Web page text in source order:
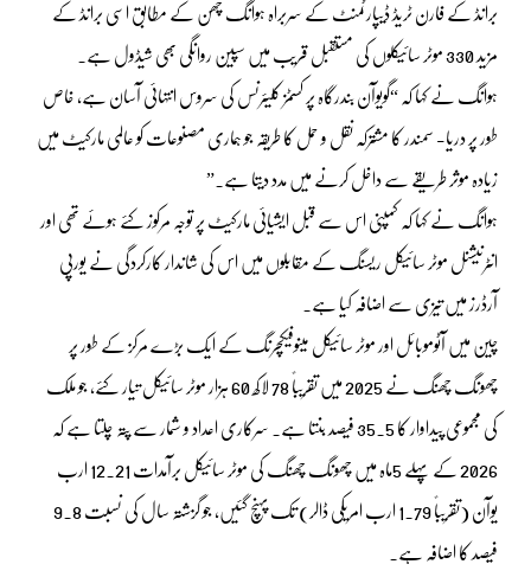
برانڈ کے فارن ٹریڈ ڈیپارٹمنٹ کے سربراہ ہوانگ چھن کے مطابق اسی برانڈ کے
مزید 330 موٹر سائیکلوں کی مستقبل قریب میں سپین روانگی بھی شیڈول ہے۔
ہوانگ نے کہا کہ “گویوآن بندرگاہ پر کسٹمز کلیئرنس کی سروس انتہائی آسان ہے، خاص
طور پر دریا- سمندر کا مشترکہ نقل و حمل کا طریقہ جو ہماری مصنوعات کو عالمی مارکیٹ میں
زیادہ موثر طریقے سے داخل کرنے میں مدد دیتا ہے۔”
ہوانگ نے کہا کہ کمپنی اس سے قبل ایشیائی مارکیٹ پر توجہ مرکوز کئے ہوئے تھی اور
انٹرنیشنل موٹر سائیکل ریسنگ کے مقابلوں میں اس کی شاندار کارکردگی نے یورپی
آرڈرز میں تیزی سے اضافہ کیا ہے۔
چین میں آٹوموبائل اور موٹر سائیکل مینوفیکچرنگ کے ایک بڑے مرکز کے طور پر
چھونگ چھنگ نے 2025 میں تقریباً 78 لاکھ 60 ہزار موٹر سائیکل تیار کئے، جو ملک
کی مجموعی پیداوار کا 35.5 فیصد بنتا ہے۔ سرکاری اعداد و شمار سے پتہ چلتا ہے کہ
2026 کے پہلے 5ماہ میں چھونگ چھنگ کی موٹر سائیکل برآمدات 12.21 ارب
یوآن (تقریباً 1.79 ارب امریکی ڈالر) تک پہنچ گئیں، جو گزشتہ سال کی نسبت 9.8
فیصد کا اضافہ ہے۔